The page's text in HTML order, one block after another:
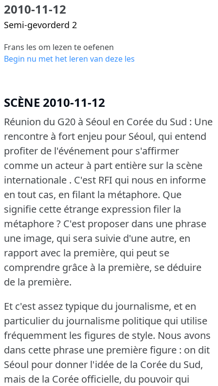
2010-11-12
Semi-gevorderd 2
Frans les om lezen te oefenen
Begin nu met het leren van deze les
SCÈNE 2010-11-12
Réunion du G20 à Séoul en Corée du Sud : Une
rencontre à fort enjeu pour Séoul, qui entend
profiter de l'événement pour s'affirmer
comme un acteur à part entière sur la scène
internationale . C'est RFI qui nous en informe
en tout cas, en filant la métaphore. Que
signifie cette étrange expression filer la
métaphore ? C'est proposer dans une phrase
une image, qui sera suivie d'une autre, en
rapport avec la première, qui peut se
comprendre grâce à la première, se déduire
de la première.
Et c'est assez typique du journalisme, et en
particulier du journalisme politique qui utilise
fréquemment les figures de style. Nous avons
dans cette phrase une première figure : on dit
Séoul pour donner l'idée de la Corée du Sud,
mais de la Corée officielle, du pouvoir qui